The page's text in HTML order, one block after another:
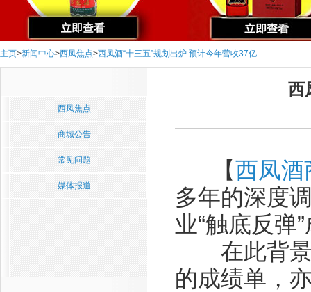
主页>新闻中心>西凤焦点>西凤酒“十三五”规划出炉 预计今年营收37亿
西凤焦点
商城公告
常见问题
媒体报道
西
【西凤酒
多年的深度
业“触底反弹
在此背景
的成绩单，